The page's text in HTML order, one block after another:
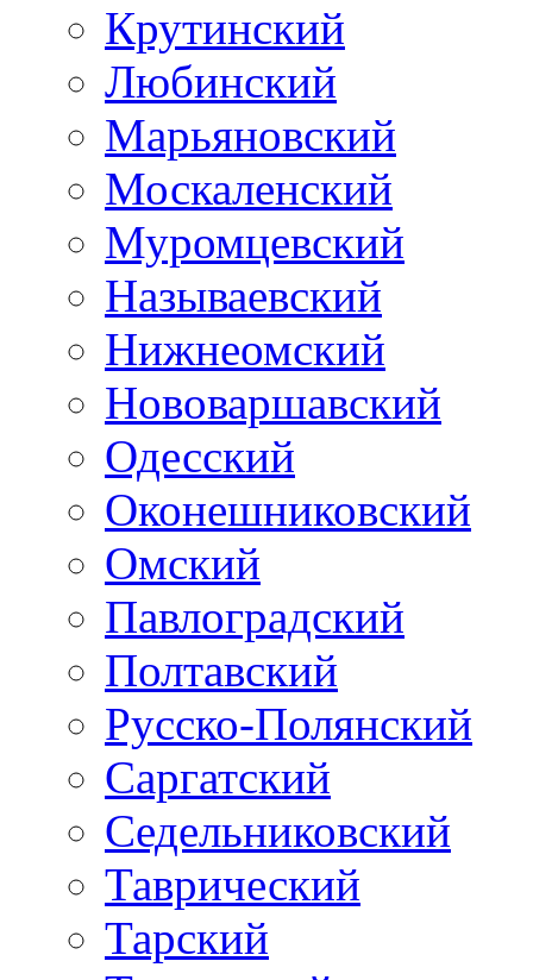
Крутинский
Любинский
Марьяновский
Москаленский
Муромцевский
Называевский
Нижнеомский
Нововаршавский
Одесский
Оконешниковский
Омский
Павлоградский
Полтавский
Русско-Полянский
Саргатский
Седельниковский
Таврический
Тарский